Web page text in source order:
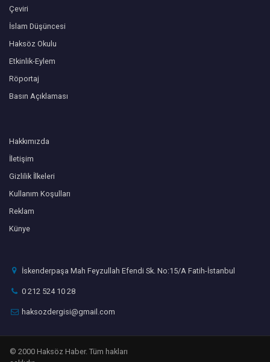
Çeviri
İslam Düşüncesi
Haksöz Okulu
Etkinlik-Eylem
Röportaj
Basın Açıklaması
Hakkımızda
İletişim
Gizlilik İlkeleri
Kullanım Koşulları
Reklam
Künye
İskenderpaşa Mah Feyzullah Efendi Sk. No:15/A Fatih-İstanbul
0 212 524 10 28
haksozdergisi@gmail.com
© 2000 Haksöz Haber. Tüm hakları